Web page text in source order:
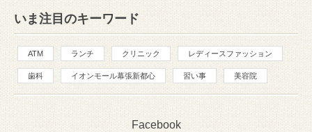
いま注目のキーワード
ATM ランチ クリニック レディースファッション
歯科 イオンモール幕張新都心 習い事 美容院
Facebook